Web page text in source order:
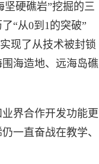
坚硬礁岩”挖掘的三
“从0到1的突破”
现了从技术被封锁
海造地、远海岛礁
界合作开发功能更
一直奋战在教学、